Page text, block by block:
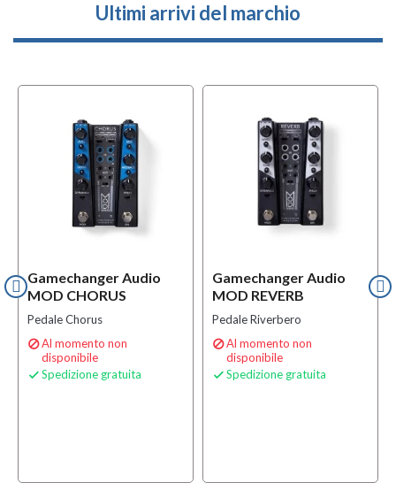
Ultimi arrivi del marchio
Gamechanger Audio
MOD CHORUS
Pedale Chorus
Al momento non
disponibile
 Spedizione gratuita
Gamechanger Audio
MOD REVERB
Pedale Riverbero
Al momento non
disponibile
 Spedizione gratuita